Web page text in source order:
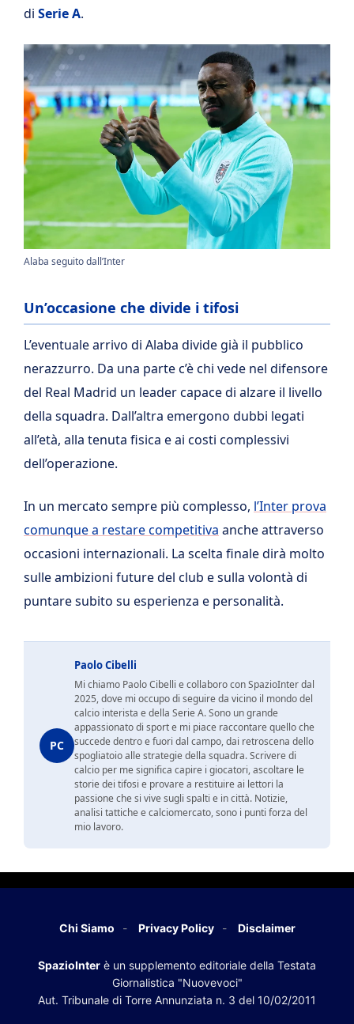
di Serie A.
Alaba seguito dall’Inter
Un’occasione che divide i tifosi
L’eventuale arrivo di Alaba divide già il pubblico
nerazzurro. Da una parte c’è chi vede nel difensore
del Real Madrid un leader capace di alzare il livello
della squadra. Dall’altra emergono dubbi legati
all’età, alla tenuta fisica e ai costi complessivi
dell’operazione.
In un mercato sempre più complesso, l’Inter prova
comunque a restare competitiva anche attraverso
occasioni internazionali. La scelta finale dirà molto
sulle ambizioni future del club e sulla volontà di
puntare subito su esperienza e personalità.
PC
Paolo Cibelli
Mi chiamo Paolo Cibelli e collaboro con SpazioInter dal
2025, dove mi occupo di seguire da vicino il mondo del
calcio interista e della Serie A. Sono un grande
appassionato di sport e mi piace raccontare quello che
succede dentro e fuori dal campo, dai retroscena dello
spogliatoio alle strategie della squadra. Scrivere di
calcio per me significa capire i giocatori, ascoltare le
storie dei tifosi e provare a restituire ai lettori la
passione che si vive sugli spalti e in città. Notizie,
analisi tattiche e calciomercato, sono i punti forza del
mio lavoro.
Chi Siamo Privacy Policy Disclaimer
SpazioInter è un supplemento editoriale della Testata
Giornalistica "Nuovevoci"
Aut. Tribunale di Torre Annunziata n. 3 del 10/02/2011